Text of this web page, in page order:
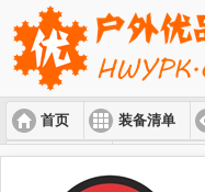
首页 装备清单
入门套装 进阶套装